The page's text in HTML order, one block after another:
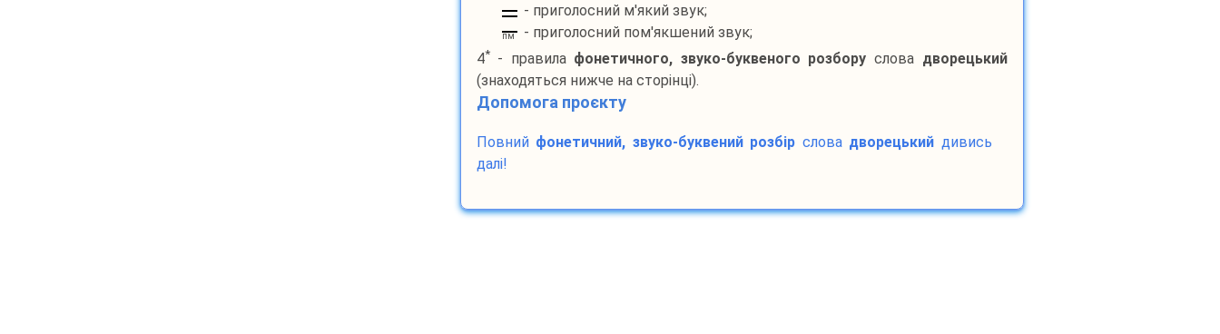
- приголосний м'який звук;
пм
- приголосний пом'якшений звук;
4*- правила фонетичного, звуко-буквеного розбору слова дворецький
(знаходяться нижче на сторінці).
Допомога проєкту
Повний фонетичний, звуко-буквений розбір слова дворецький дивись
далі!